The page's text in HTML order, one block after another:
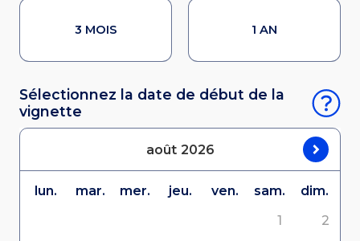
3 MOIS 1 AN
Sélectionnez la date de début de la
vignette
août 2026
lun. mar. mer. jeu. ven. sam.
dim.
1
2